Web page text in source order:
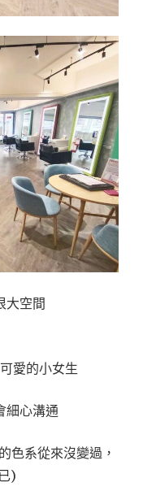
大空間
愛的小女生
細心溝通
色系從來沒變過，
)